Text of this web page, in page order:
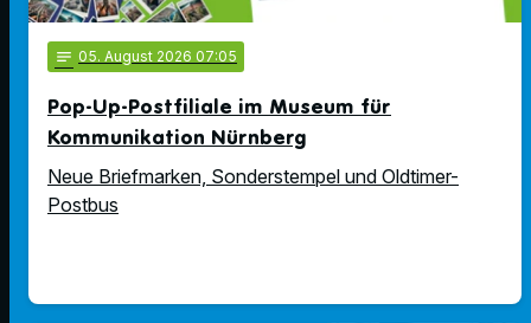
notes 05. August 2026 07:05
Pop-Up-Postfiliale im Museum für
Kommunikation Nürnberg
Neue Briefmarken, Sonderstempel und Oldtimer-
Postbus